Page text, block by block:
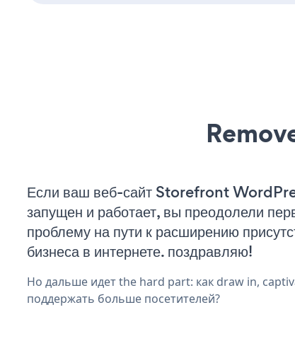
Если ваш веб-сайт Storefront
запущен и работает, вы преодолели
проблему на пути к расширению
бизнеса в интернете. поздравляю!
Но дальше идет the hard part: как draw in,
поддержать больше посетителей?